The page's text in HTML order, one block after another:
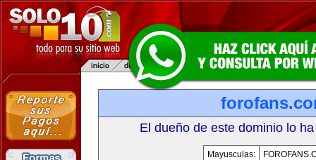
El dueño de este dominio lo
Mayusculas: